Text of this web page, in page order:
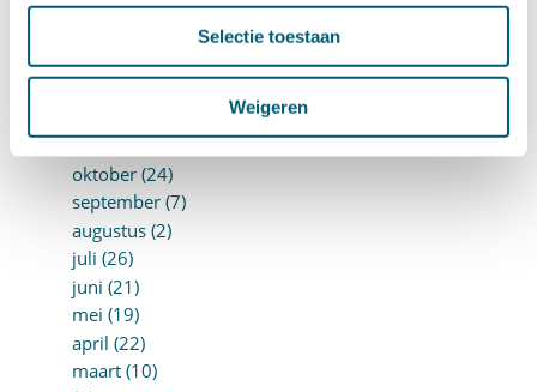
Selectie toestaan
Weigeren
maart (10)
januari (24)
november (16)
oktober (24)
september (7)
augustus (2)
juli (26)
juni (21)
mei (19)
april (22)
maart (10)